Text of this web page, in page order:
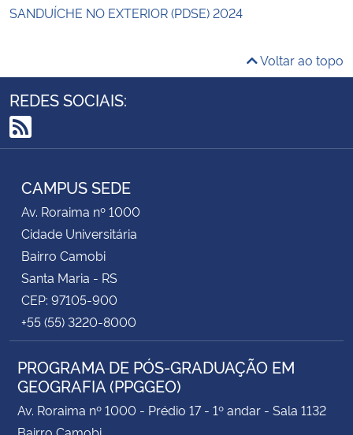
SANDUÍCHE NO EXTERIOR (PDSE) 2024
Voltar ao topo
REDES SOCIAIS:
RSS
CAMPUS SEDE
Av. Roraima nº 1000
Cidade Universitária
Bairro Camobi
Santa Maria - RS
CEP: 97105-900
+55 (55) 3220-8000
PROGRAMA DE PÓS-GRADUAÇÃO EM
GEOGRAFIA (PPGGEO)
Av. Roraima nº 1000 - Prédio 17 - 1º andar - Sala 1132
Bairro Camobi